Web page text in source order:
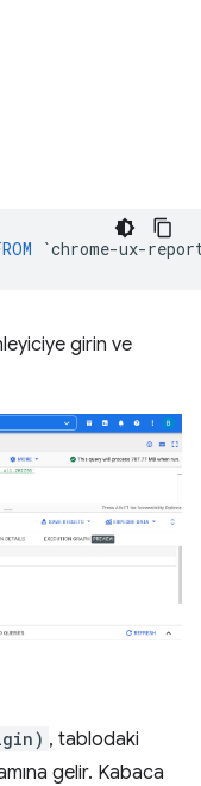
`chrome-ux-
girin ve
, tablodaki
gelir. Kabaca